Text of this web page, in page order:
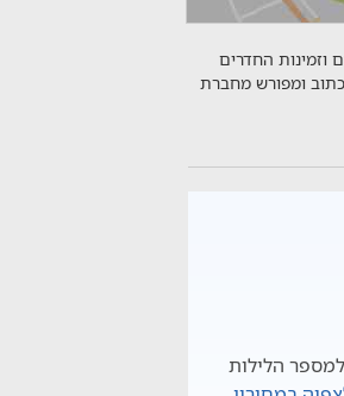
וזמינות החדרים
ומפורש מחברת
הלילות